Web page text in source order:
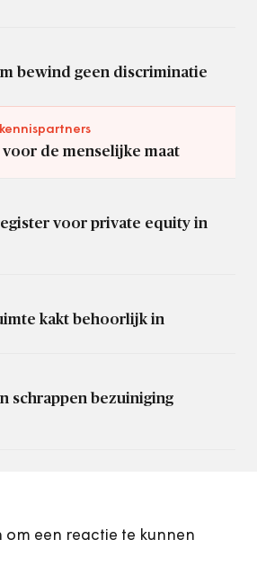
bewind geen discriminatie
kennispartners
de menselijke maat
voor private equity in
kakt behoorlijk in
schrappen bezuiniging
om een reactie te kunnen